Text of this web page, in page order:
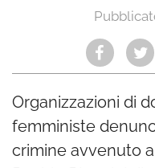
Organizzazioni di
femministe
crimine avvenuto